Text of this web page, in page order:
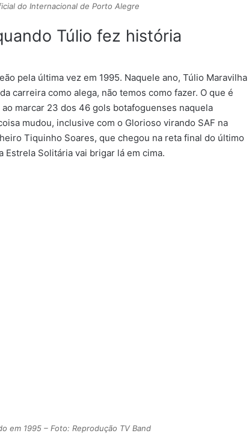
do Internacional de Porto Alegre
Túlio fez história
pela última vez em 1995. Naquele ano, Túlio Maravilha
carreira como alega, não temos como fazer. O que é
marcar 23 dos 46 gols botafoguenses naquela
mudou, inclusive com o Glorioso virando SAF na
Tiquinho Soares, que chegou na reta final do último
Solitária vai brigar lá em cima.
em 1995 – Foto: Reprodução TV Band